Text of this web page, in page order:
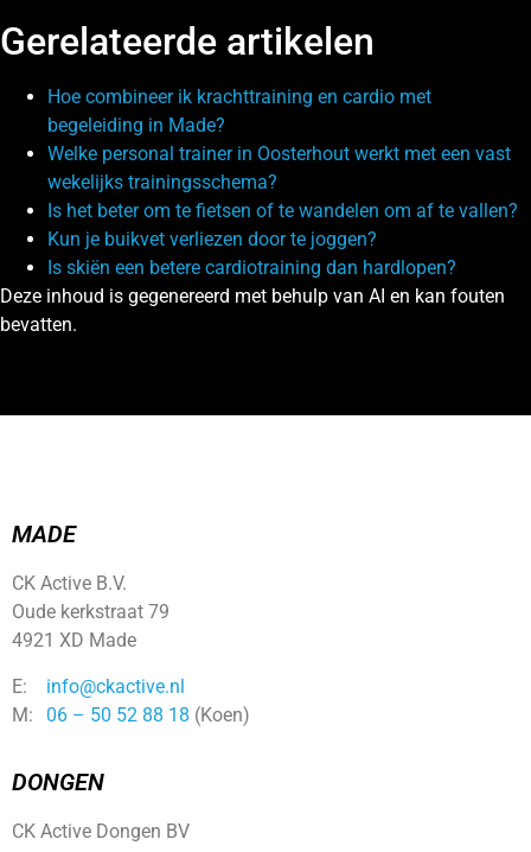
Gerelateerde artikelen
Hoe combineer ik krachttraining en cardio met
begeleiding in Made?
Welke personal trainer in Oosterhout werkt met een vast
wekelijks trainingsschema?
Is het beter om te fietsen of te wandelen om af te vallen?
Kun je buikvet verliezen door te joggen?
Is skiën een betere cardiotraining dan hardlopen?
Deze inhoud is gegenereerd met behulp van AI en kan fouten
bevatten.
MADE
CK Active B.V.
Oude kerkstraat 79
4921 XD Made
E:
info@ckactive.nl
M:
06 – 50 52 88 18 (Koen)
DONGEN
CK Active Dongen BV